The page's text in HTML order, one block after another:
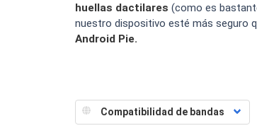
huellas dactilares (como es
nuestro dispositivo esté más seguro
Android Pie.